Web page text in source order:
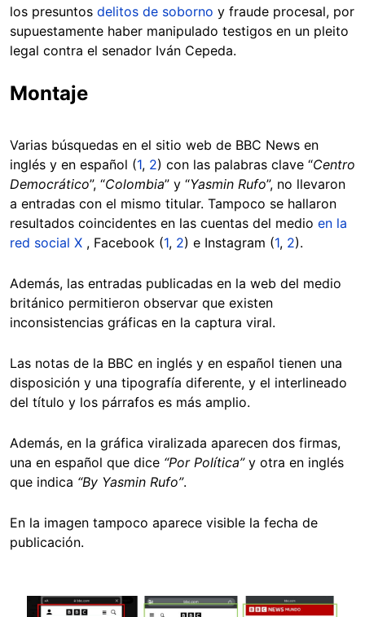
los presuntos delitos de soborno y fraude procesal, por
supuestamente haber manipulado testigos en un pleito
legal contra el senador Iván Cepeda.
Montaje
Varias búsquedas en el sitio web de BBC News en
inglés y en español (1, 2) con las palabras clave “Centro
Democrático”, “Colombia” y “Yasmin Rufo”, no llevaron
a entradas con el mismo titular. Tampoco se hallaron
resultados coincidentes en las cuentas del medio en la
red social X , Facebook (1, 2) e Instagram (1, 2).
Además, las entradas publicadas en la web del medio
británico permitieron observar que existen
inconsistencias gráficas en la captura viral.
Las notas de la BBC en inglés y en español tienen una
disposición y una tipografía diferente, y el interlineado
del título y los párrafos es más amplio.
Además, en la gráfica viralizada aparecen dos firmas,
una en español que dice “Por Política”y otra en inglés
que indica “By Yasmin Rufo”.
En la imagen tampoco aparece visible la fecha de
publicación.
Image